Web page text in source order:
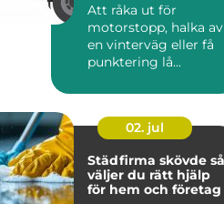
Att råka ut för
motorstopp, halka av
en vinterväg eller få
punktering lå...
02. jul
Städfirma skövde så
väljer du rätt hjälp
för hem och företag